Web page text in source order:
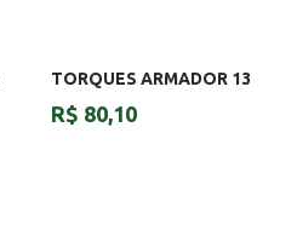
TORQUES ARMADOR 13
R$ 80,10